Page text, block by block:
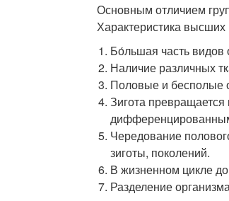
Основным отличием
Характеристика высших
Бо́льшая часть видов
Наличие различных
Половые и бесполые
Зигота
Чередование
зиготы, поколений.
В жизненном цикле
Разделение